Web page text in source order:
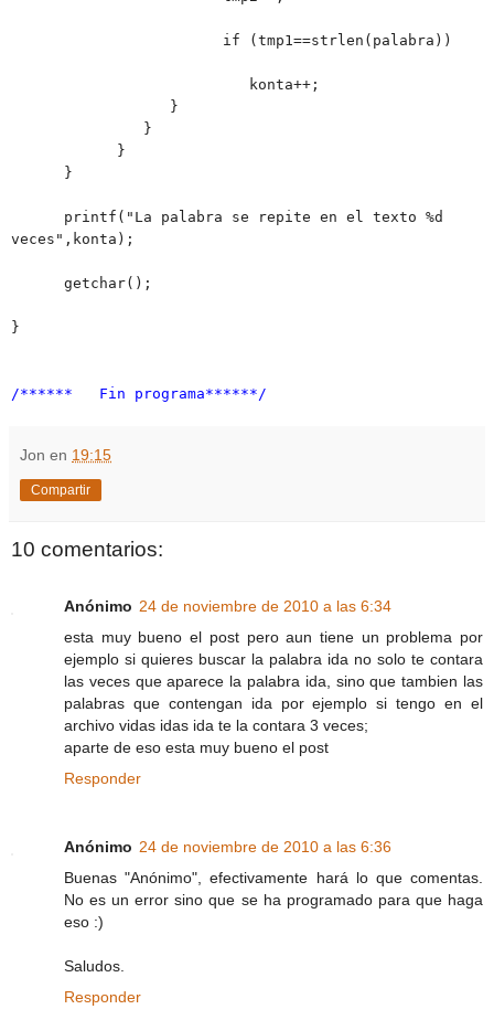
if (tmp1==strlen(palabra))
konta++;
}
}
}
}
printf("La palabra se repite en el texto %d
veces",konta);
getchar();
}
/****** Fin programa******/
Jon en 19:15
Compartir
10 comentarios:
Anónimo 24 de noviembre de 2010 a las 6:34
esta muy bueno el post pero aun tiene un problema por
ejemplo si quieres buscar la palabra ida no solo te contara
las veces que aparece la palabra ida, sino que tambien las
palabras que contengan ida por ejemplo si tengo en el
archivo vidas idas ida te la contara 3 veces;
aparte de eso esta muy bueno el post
Responder
Anónimo 24 de noviembre de 2010 a las 6:36
Buenas "Anónimo", efectivamente hará lo que comentas.
No es un error sino que se ha programado para que haga
eso :)
Saludos.
Responder